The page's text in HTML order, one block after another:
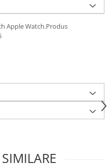
Apple Watch.Produs